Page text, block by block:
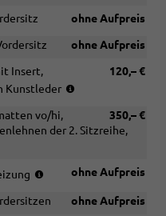
Fensterausschnitten,
geteilt)
ohne Aufpreis
ohne Aufpreis
120,– €
Insert,
Kunstleder
Verbindung
mit
in
Kunstleder,
Dessin
350,– €
vo/hi,
der 2. Sitzreihe,
ohne Aufpreis
TDI)
ohne Aufpreis